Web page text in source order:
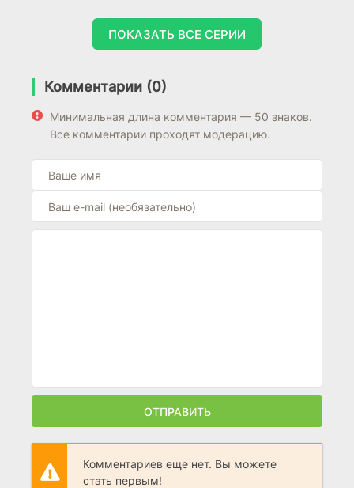
ПОКАЗАТЬ ВСЕ СЕРИИ
Комментарии (0)
Минимальная длина комментария — 50 знаков.
Все комментарии проходят модерацию.
ОТПРАВИТЬ
Комментариев еще нет. Вы можете
стать первым!